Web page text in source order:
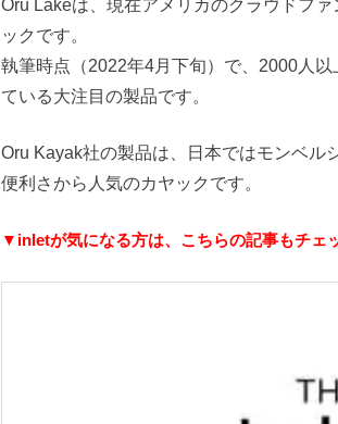
Oru Lakeは、現在アメリカのクラウドフ
ックです。
執筆時点（2022年4月下旬）で、2000人
ている大注目の製品です。
Oru Kayak社の製品は、日本ではモンベル
便利さから人気のカヤックです。
▼inletが気になる方は、こちらの記事もチェ